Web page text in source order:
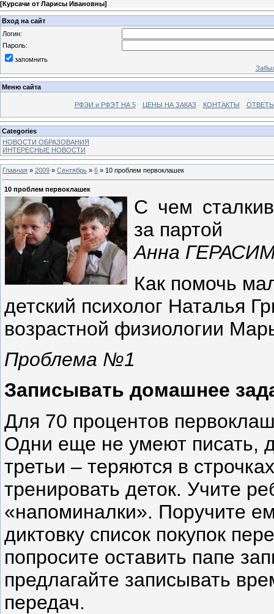
[Курсачи от Ларисы Ивановны]
Вход на сайт
Логин:
Пароль:
запомнить
Меню сайта
РФЭИ и РФЭТ НА 5 ЦЕНЫ НА ЗАКАЗ КОНТАКТЫ
Categories
НОВОСТИ ОБРАЗОВАНИЯ
ИНТЕРЕСНЫЕ НОВОСТИ
Главная » 2009 » Сентябрь » 6 » 10 проблем первоклашек
10 проблем первоклашек
С чем
за партой
Анна
Как помочь
детский психолог Наталья
возрастной физиологии
Проблема №1
Записывать домашнее
Для 70 процентов
Одни еще не умеют писать,
третьи – теряются в
тренировать деток. Учите
«напоминалки». Поручите
диктовку список покупок
попросите оставить папе
предлагайте записывать
передач.